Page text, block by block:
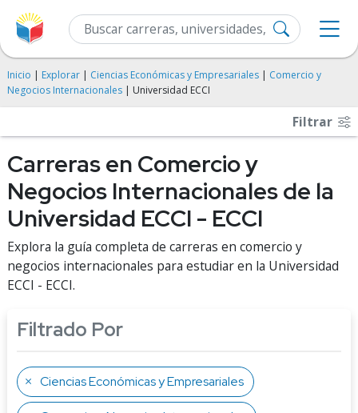
Inicio | Explorar | Ciencias Económicas y Empresariales | Comercio y
Negocios Internacionales | Universidad ECCI
Filtrar
Carreras en Comercio y
Negocios Internacionales de la
Universidad ECCI - ECCI
Explora la guía completa de carreras en comercio y
negocios internacionales para estudiar en la Universidad
ECCI - ECCI.
Filtrado Por
Ciencias Económicas y Empresariales